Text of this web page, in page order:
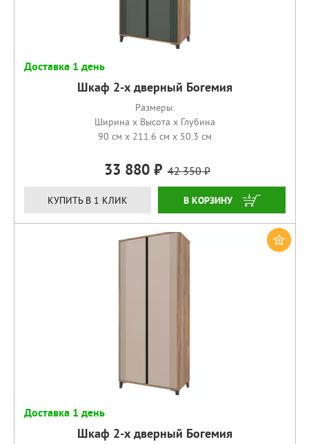
Доставка 1 день
Шкаф 2-х дверный Богемия
Размеры:
Ширина x Высота x Глубина
90 см x 211.6 см x 50.3 см
33 880 42 350
КУПИТЬ В 1 КЛИК КУПИТЬ
Доставка 1 день
Шкаф 2-х дверный Богемия